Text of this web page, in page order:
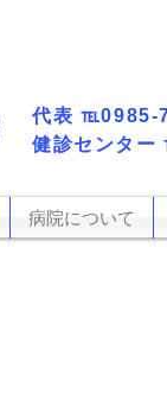
​健診センター
代表​ ℡0985-
病院について